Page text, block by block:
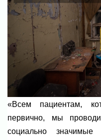
«Всем пациентам,
первично, мы
социально